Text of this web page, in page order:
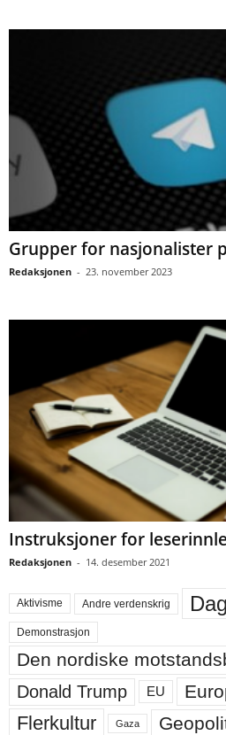
Grupper for nasjonalister
Redaksjonen - 23. november 2023
Instruksjoner for
Redaksjonen - 14. desember 2021
Aktivisme Andre verdenskrig
Demonstrasjon
Den nordiske
Donald Trump EU
Flerkultur Gaza